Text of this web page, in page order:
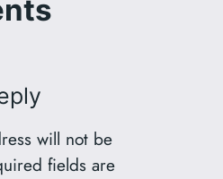
will not be
fields are